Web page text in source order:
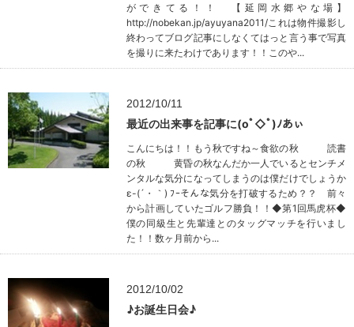
ができてる！！ 【延岡水郷やな場】
http://nobekan.jp/ayuyana2011/これは物件撮影し
終わってブログ記事にしなくてはっと言う事で写真
を撮りに来たわけであります！！このや...
2012/10/11
最近の出来事を記事に(oﾟ◇ﾟ)ﾉあぃ
こんにちは！！もう秋ですね～食欲の秋 読書
の秋 黄昏の秋なんだか一人でいるとセンチメ
ンタルな気分になってしまうのは僕だけでしょうか
ε-(´・｀) ﾌｰそんな気分を打破するため？？ 前々
から計画していたゴルフ勝負！！◆第1回馬虎杯◆
僕の同級生と先輩達とのタッグマッチを行いまし
た！！数ヶ月前から...
2012/10/02
♪お誕生日会♪